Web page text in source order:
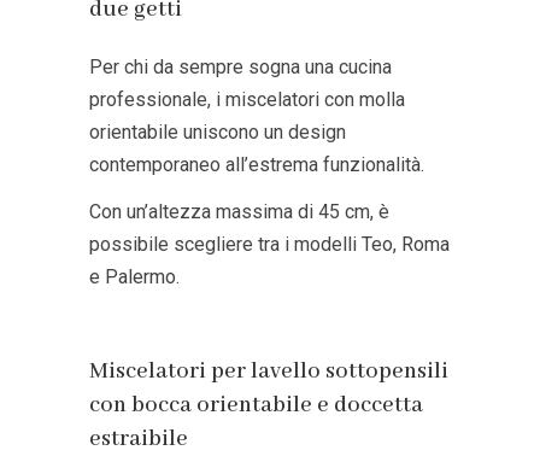
due getti
Per chi da sempre sogna una cucina
professionale, i miscelatori con molla
orientabile uniscono un design
contemporaneo all’estrema funzionalità.
Con un’altezza massima di 45 cm, è
possibile scegliere tra i modelli Teo, Roma
e Palermo.
Miscelatori per lavello sottopensili
con bocca orientabile e doccetta
estraibile